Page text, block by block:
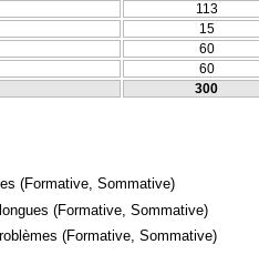
113
15
60
60
300
(Formative, Sommative)
(Formative, Sommative)
(Formative, Sommative)